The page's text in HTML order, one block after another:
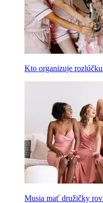
Kto organizuje
Musia mať družičky